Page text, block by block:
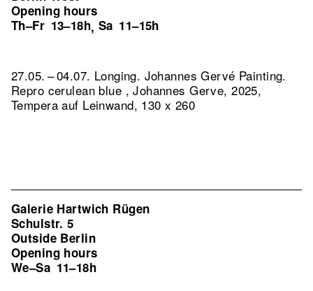
Opening hours
Th–Fr 13–18h, Sa 11–15h
27.05. – 04.07. Longing. Johannes Gervé Painting.
Repro cerulean blue , Johannes Gerve, 2025,
Tempera auf Leinwand, 130 x 260
Galerie Hartwich Rügen
Schulstr. 5
Outside Berlin
Opening hours
We–Sa 11–18h